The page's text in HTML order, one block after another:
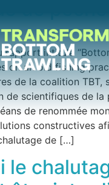
rapport intitulé
on an old fishing
de la coalition TBT,
de scientifiques de la
de renommée
constructives
de […]
le